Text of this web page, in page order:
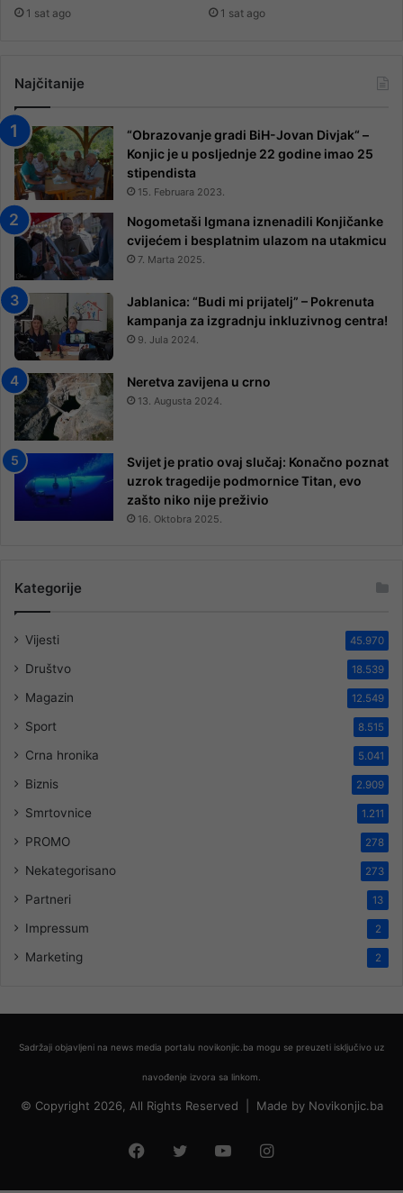
1 sat ago 1 sat ago
Najčitanije
“Obrazovanje gradi BiH-Jovan Divjak“ –
Konjic je u posljednje 22 godine imao 25 ​​
stipendista
15. Februara 2023.
Nogometaši Igmana iznenadili Konjičanke
cvijećem i besplatnim ulazom na utakmicu
7. Marta 2025.
Jablanica: “Budi mi prijatelj” – Pokrenuta
kampanja za izgradnju inkluzivnog centra!
9. Jula 2024.
Neretva zavijena u crno
13. Augusta 2024.
Svijet je pratio ovaj slučaj: Konačno poznat
uzrok tragedije podmornice Titan, evo
zašto niko nije preživio
16. Oktobra 2025.
Kategorije
Vijesti 45.970
Društvo 18.539
Magazin 12.549
Sport 8.515
Crna hronika 5.041
Biznis 2.909
Smrtovnice 1.211
PROMO 278
Nekategorisano 273
Partneri 13
Impressum 2
Marketing 2
Sadržaji objavljeni na news media portalu novikonjic.ba mogu se preuzeti isključivo uz
navođenje izvora sa linkom.
© Copyright 2026, All Rights Reserved | Made by Novikonjic.ba
Facebook
TwitterYouTubeInstagram